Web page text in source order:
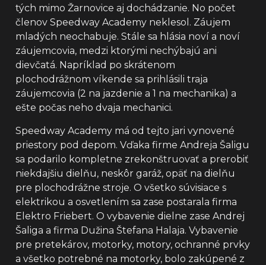
tých mimo Žarnovice aj dochádzanie. No počet
členov Speedway Academy neklesol. Záujem
mladých neochabuje. Stále sa hlásia noví a noví
záujemcovia, medzi ktorými nechýbajú ani
dievčatá. Napríklad po skrátenom
plochodrážnom víkende sa prihlásili traja
záujemcovia (2 na jazdenie a 1 na mechanika) a
ešte počas neho dvaja mechanici.
Speedway Academy má od tejto jari vynovené
priestory pod depom. Vďaka firme Andreja Šaligu
sa podarilo kompletne zrekonštruovať a prerobiť
niekdajšiu dielňu, neskôr garáž, opäť na dielňu
pre plochodrážne stroje. O všetko súvisiace s
elektrikou a osvetlením sa zase postarala firma
Elektro Friebert. O vybavenie dielne zase Andrej
Šaliga a firma Dužina Štefana Halaja. Vybavenie
pre pretekárov, motorky, motory, ochranné prvky
a všetko potrebné na motorky, bolo zakúpené z